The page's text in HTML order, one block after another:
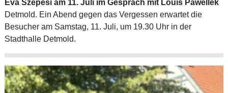
Eva Szepesi am 11. Juli im Gespräch mit Louis Pawellek
Detmold. Ein Abend gegen das Vergessen erwartet die
Besucher am Samstag, 11. Juli, um 19.30 Uhr in der
Stadthalle Detmold.